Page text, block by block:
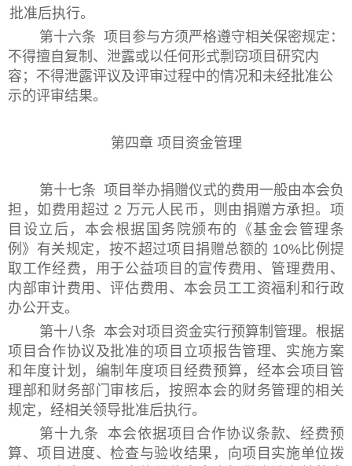
批准后执行。
第十六条 项目参与方须严格遵守相关保密规定：
不得擅自复制、泄露或以任何形式剽窃项目研究内
容；不得泄露评议及评审过程中的情况和未经批准公
示的评审结果。
第四章 项目资金管理
第十七条 项目举办捐赠仪式的费用一般由本会负
担，如费用超过 2 万元人民币，则由捐赠方承担。项
目设立后，本会根据国务院颁布的《基金会管理条
例》有关规定，按不超过项目捐赠总额的 10%比例提
取工作经费，用于公益项目的宣传费用、管理费用、
内部审计费用、评估费用、本会员工工资福利和行政
办公开支。
第十八条 本会对项目资金实行预算制管理。根据
项目合作协议及批准的项目立项报告管理、实施方案
和年度计划，编制年度项目经费预算，经本会项目管
理部和财务部门审核后，按照本会的财务管理的相关
规定，经相关领导批准后执行。
第十九条 本会依据项目合作协议条款、经费预
算、项目进度、检查与验收结果，向项目实施单位拨